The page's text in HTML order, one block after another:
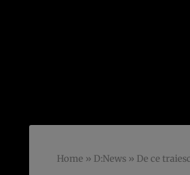
Home » D:News » De ce